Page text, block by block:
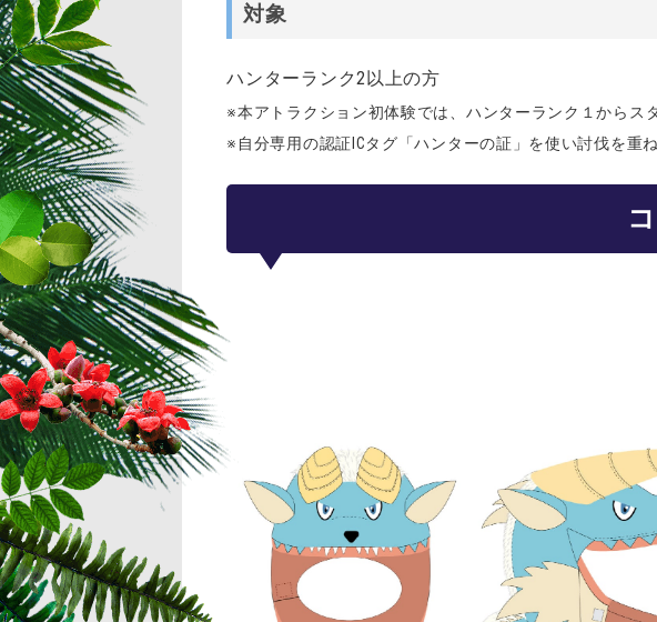
対象
ハンターランク2以上の方
※本アトラクション初体験では、ハンターランク１からス
※自分専用の認証ICタグ「ハンターの証」を使い討伐を重